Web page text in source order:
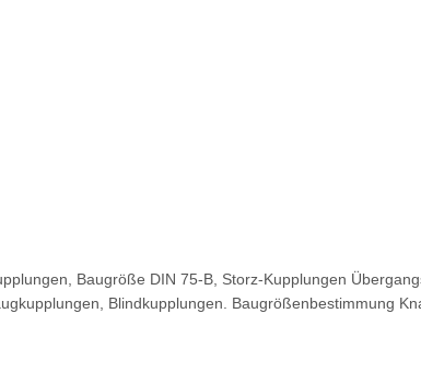
Baugröße DIN 75-B, Storz-Kupplungen
Blindkupplungen. Baugrößenbestimmung